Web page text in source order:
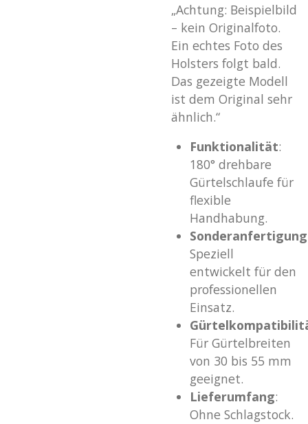
„Achtung: Beispielbild
– kein Originalfoto.
Ein echtes Foto des
Holsters folgt bald.
Das gezeigte Modell
ist dem Original sehr
ähnlich.“
Funktionalität:
180° drehbare
Gürtelschlaufe für
flexible
Handhabung.
Sonderanfertigung
Speziell
entwickelt für den
professionellen
Einsatz.
Für Gürtelbreiten
von 30 bis 55 mm
geeignet.
Lieferumfang:
Ohne Schlagstock.